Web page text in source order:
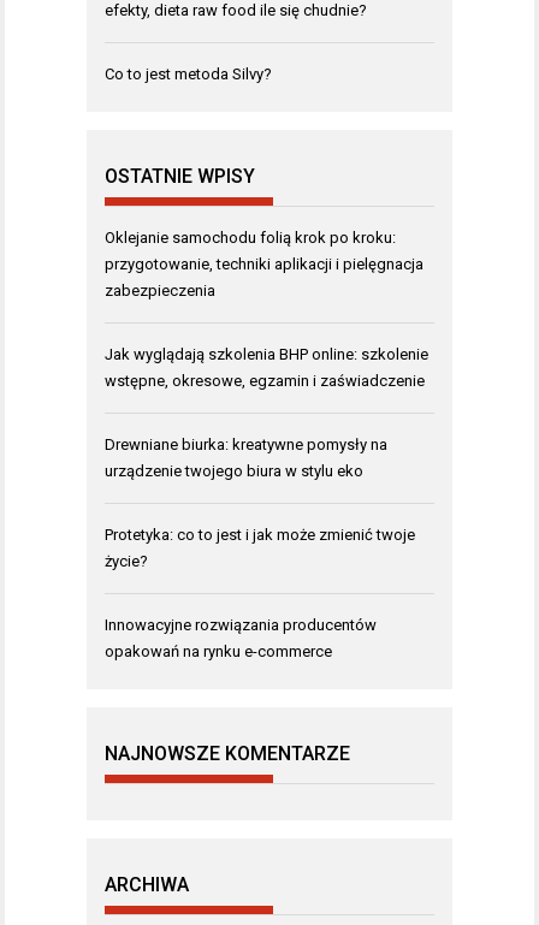
efekty, dieta raw food ile się chudnie?
Co to jest metoda Silvy?
OSTATNIE WPISY
Oklejanie samochodu folią krok po kroku:
przygotowanie, techniki aplikacji i pielęgnacja
zabezpieczenia
Jak wyglądają szkolenia BHP online: szkolenie
wstępne, okresowe, egzamin i zaświadczenie
Drewniane biurka: kreatywne pomysły na
urządzenie twojego biura w stylu eko
Protetyka: co to jest i jak może zmienić twoje
życie?
Innowacyjne rozwiązania producentów
opakowań na rynku e-commerce
NAJNOWSZE KOMENTARZE
ARCHIWA